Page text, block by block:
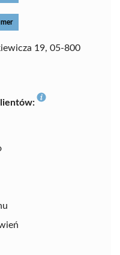
19, 05-800